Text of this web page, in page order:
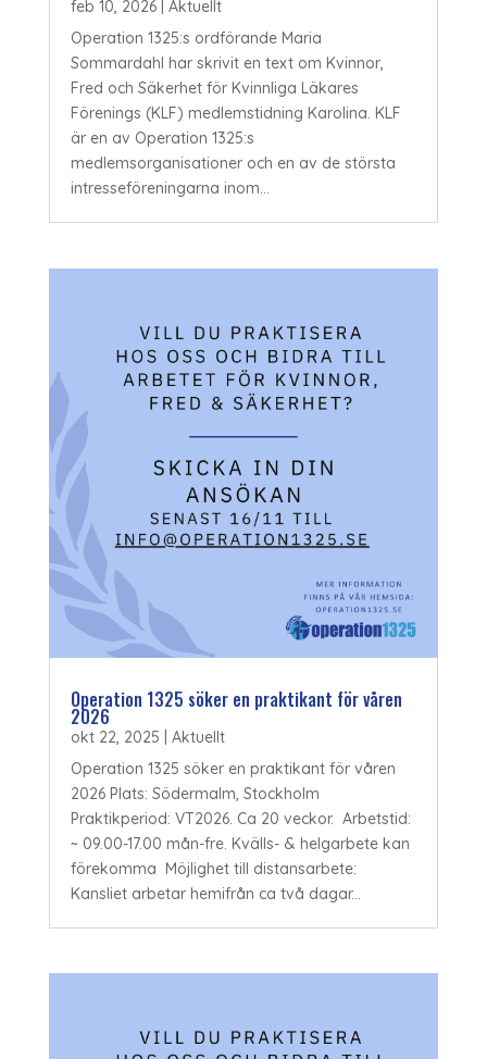
feb 10, 2026| Aktuellt
Operation 1325:s ordförande Maria
Sommardahl har skrivit en text om Kvinnor,
Fred och Säkerhet för Kvinnliga Läkares
Förenings (KLF) medlemstidning Karolina. KLF
är en av Operation 1325:s
medlemsorganisationer och en av de största
intresseföreningarna inom...
Operation 1325 söker en praktikant för våren
2026
okt 22, 2025
Aktuellt
Operation 1325 söker en praktikant för våren
2026 Plats: Södermalm, Stockholm
Praktikperiod: VT2026. Ca 20 veckor. Arbetstid:
~ 09.00-17.00 mån-fre. Kvälls- & helgarbete kan
förekomma Möjlighet till distansarbete:
Kansliet arbetar hemifrån ca två dagar...